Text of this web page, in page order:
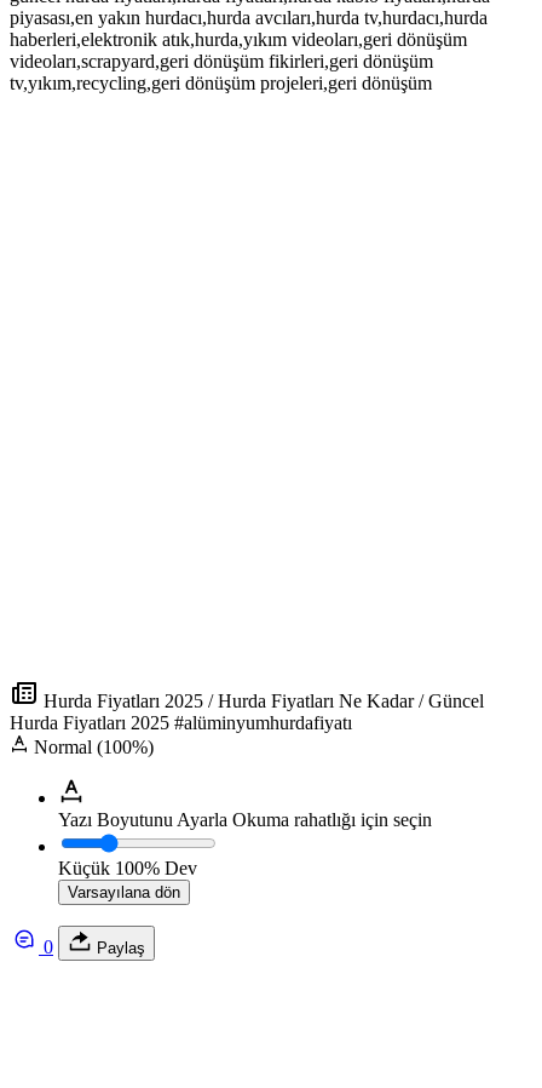
piyasası,en yakın hurdacı,hurda avcıları,hurda tv,hurdacı,hurda
haberleri,elektronik atık,hurda,yıkım videoları,geri dönüşüm
videoları,scrapyard,geri dönüşüm fikirleri,geri dönüşüm
tv,yıkım,recycling,geri dönüşüm projeleri,geri dönüşüm
Hurda Fiyatları 2025 / Hurda Fiyatları Ne Kadar / Güncel
Hurda Fiyatları 2025 #alüminyumhurdafiyatı
Normal (100%)
Yazı Boyutunu Ayarla Okuma rahatlığı için seçin
Küçük 100% Dev
Varsayılana dön
0 Paylaş